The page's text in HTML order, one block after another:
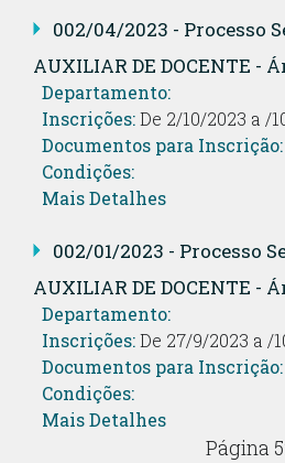
002/04/2023 - Processo
AUXILIAR DE DOCENTE -
Departamento:
Inscrições:De 2/10/2023 a /
Documentos para Inscrição:
Condições:
Mais Detalhes
002/01/2023 - Processo
AUXILIAR DE DOCENTE -
Departamento:
Inscrições:De 27/9/2023 a /
Documentos para Inscrição:
Condições:
Mais Detalhes
Página